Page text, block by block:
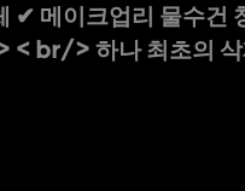
✔ 메이크업리 물수
br/> 하나 최초의 삭